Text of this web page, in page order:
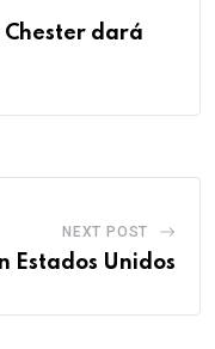
dará
NEXT POST
Estados Unidos